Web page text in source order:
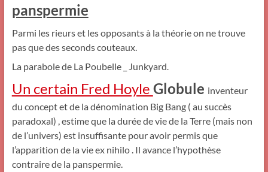
panspermie
Parmi les rieurs et les opposants à la théorie on ne trouve
pas que des seconds couteaux.
La parabole de La Poubelle _ Junkyard
Un certain Fred Hoyle Globule inventeur
du concept et de la dénomination Big Bang ( au succès
paradoxal) , estime que la durée de vie de la Terre (mais non
de l’univers) est insuffisante pour avoir permis que
l’apparition de la vie ex nihilo . Il avance l’hypothèse
contraire de la panspermie.